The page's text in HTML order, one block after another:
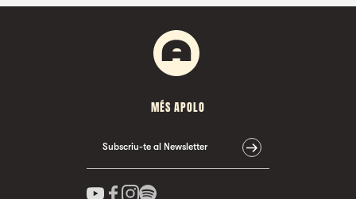
MÉS APOLO
Subscriu-te al Newsletter